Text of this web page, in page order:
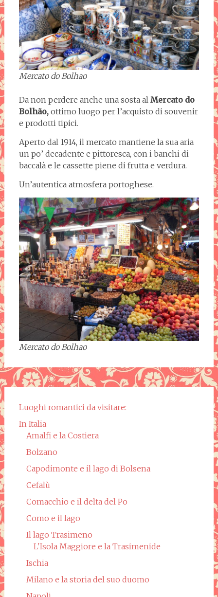
Mercato do Bolhao
Da non perdere anche una sosta al Mercato do
Bolhão,ottimo luogo per l’acquisto di souvenir
e prodotti tipici.
Aperto dal 1914, il mercato mantiene la sua aria
un po’ decadente e pittoresca, con i banchi di
baccalà e le cassette piene di frutta e verdura.
Un’autentica atmosfera portoghese.
Mercato do Bolhao
Luoghi romantici da visitare:
In Italia
Amalfi e la Costiera
Bolzano
Capodimonte e il lago di Bolsena
Cefalù
Comacchio e il delta del Po
Como e il lago
Il lago Trasimeno
L'Isola Maggiore e la Trasimenide
Ischia
Milano e la storia del suo duomo